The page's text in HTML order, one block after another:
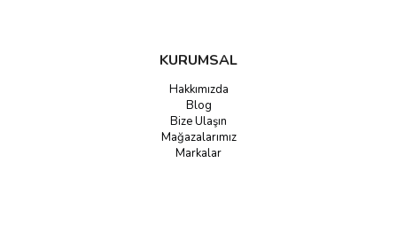
KURUMSAL
Hakkımızda
Blog
Bize Ulaşın
Mağazalarımız
Markalar